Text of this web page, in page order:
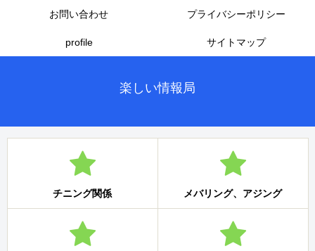
楽しい情報局
お問い合わせ プライバシーポリシー
profile サイトマップ
チニング関係 メバリング、アジング